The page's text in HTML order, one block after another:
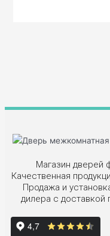
Магазин дверей
Качественная
Продажа и
дилера с доставкой